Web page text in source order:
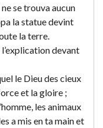
se trouva aucun
la statue devint
la terre.
devant
le Dieu des cieux
et la gloire ;
les animaux
a mis en ta main et